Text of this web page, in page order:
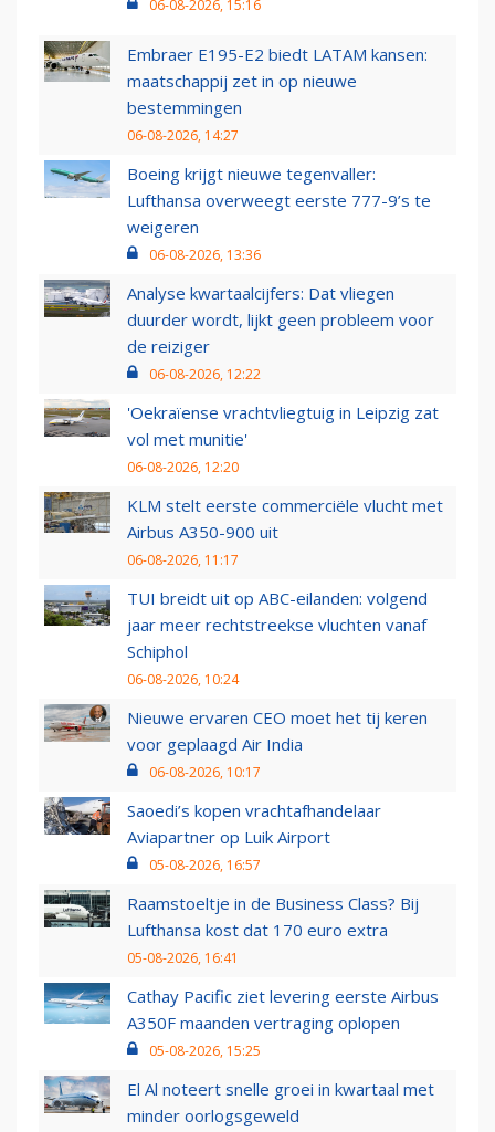
06-08-2026, 15:16
Embraer E195-E2 biedt LATAM kansen:
maatschappij zet in op nieuwe
bestemmingen
06-08-2026, 14:27
Boeing krijgt nieuwe tegenvaller:
Lufthansa overweegt eerste 777-9’s te
weigeren
06-08-2026, 13:36
Analyse kwartaalcijfers: Dat vliegen
duurder wordt, lijkt geen probleem voor
de reiziger
06-08-2026, 12:22
'Oekraïense vrachtvliegtuig in Leipzig zat
vol met munitie'
06-08-2026, 12:20
KLM stelt eerste commerciële vlucht met
Airbus A350-900 uit
06-08-2026, 11:17
TUI breidt uit op ABC-eilanden: volgend
jaar meer rechtstreekse vluchten vanaf
Schiphol
06-08-2026, 10:24
Nieuwe ervaren CEO moet het tij keren
voor geplaagd Air India
06-08-2026, 10:17
Saoedi’s kopen vrachtafhandelaar
Aviapartner op Luik Airport
05-08-2026, 16:57
Raamstoeltje in de Business Class? Bij
Lufthansa kost dat 170 euro extra
05-08-2026, 16:41
Cathay Pacific ziet levering eerste Airbus
A350F maanden vertraging oplopen
05-08-2026, 15:25
El Al noteert snelle groei in kwartaal met
minder oorlogsgeweld